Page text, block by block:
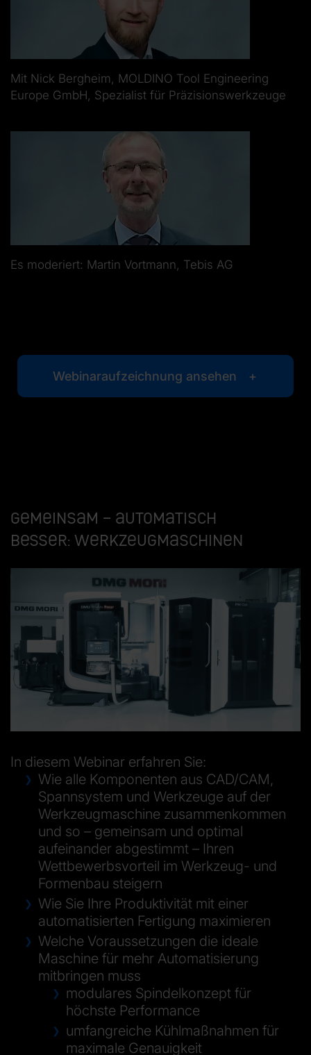
Mit Nick Bergheim, MOLDINO Tool Engineering
Europe GmbH, Spezialist für Präzisionswerkzeuge
Es moderiert: Martin Vortmann, Tebis AG
Webinaraufzeichnung ansehen
Gemeinsam – automatisch
besser: Werkzeugmaschinen
In diesem Webinar erfahren Sie:
Wie alle Komponenten aus CAD/CAM,
Spannsystem und Werkzeuge auf der
Werkzeugmaschine zusammenkommen
und so – gemeinsam und optimal
aufeinander abgestimmt – Ihren
Wettbewerbsvorteil im Werkzeug- und
Formenbau steigern
Wie Sie Ihre Produktivität mit einer
automatisierten Fertigung maximieren
Welche Voraussetzungen die ideale
Maschine für mehr Automatisierung
mitbringen muss
modulares Spindelkonzept für
höchste Performance
umfangreiche Kühlmaßnahmen für
maximale Genauigkeit